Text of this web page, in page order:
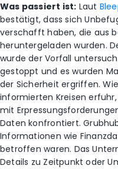
Was passiert ist: Laut
bestätigt, dass sich
verschafft haben, die aus
heruntergeladen wurden.
wurde der Vorfall
gestoppt und es wurden
der Sicherheit ergriffen.
informierten Kreisen
mit
Daten konfrontiert.
Informationen wie
betroffen waren. Das
Details zu Zeitpunkt oder